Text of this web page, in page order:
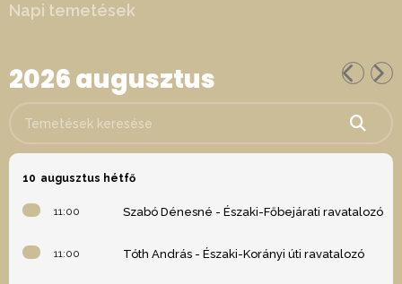
Napi temetések
2026 augusztus
10 augusztus hétfő
11:00 Szabó Dénesné - Északi-Főbejárati ravatalozó
11:00 Tóth András - Északi-Korányi úti ravatalozó